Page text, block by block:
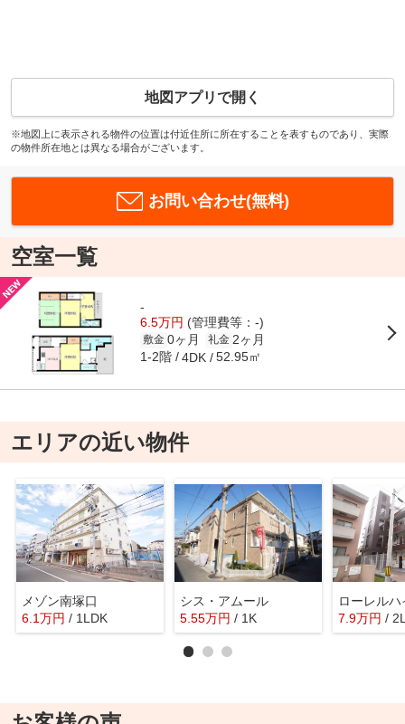
地図アプリで開く
※地図上に表示される物件の位置は付近住所に所在することを表すものであり、実際
の物件所在地とは異なる場合がございます。
お問い合わせ(無料)
空室一覧
-
6.5万円 (管理費等：-)
敷金 0ヶ月 礼金 2ヶ月
1-2階 4DK 52.95㎡
エリアの近い物件
メゾン南塚口
6.1万円 / 1LDK
シス・アムール
5.55万円 / 1K
ローレルハ
7.9万円 /